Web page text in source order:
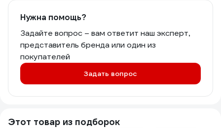
Нужна помощь?
Задайте вопрос – вам ответит наш эксперт,
представитель бренда или один из
покупателей
Задать вопрос
Этот товар из подборок